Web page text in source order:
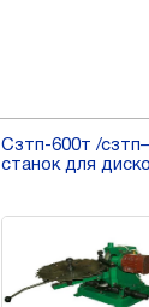
Cзтп-600т /
станок для